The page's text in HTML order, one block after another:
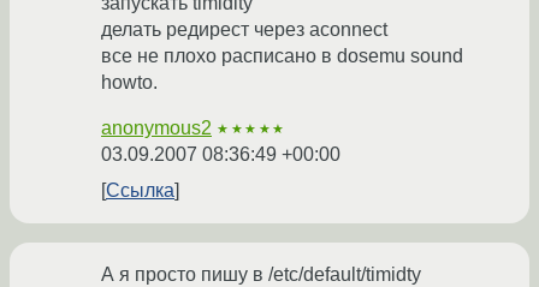
делать редирест через aconnect
все не плохо расписано в dosemu sound
howto.
anonymous2 ★★★★★
03.09.2007 08:36:49 +00:00
Ссылка
А я просто пишу в /etc/default/timidty